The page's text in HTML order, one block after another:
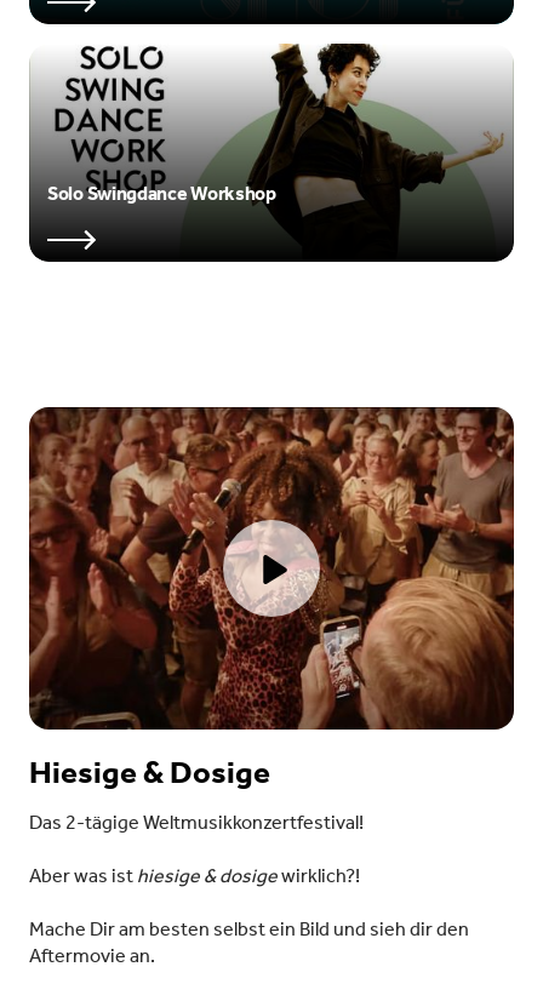
Solo Swingdance Workshop
Hiesige & Dosige
Das 2-tägige Weltmusikkonzertfestival!
Aber was ist hiesige & dosigewirklich?!
Mache Dir am besten selbst ein Bild und sieh dir den
Aftermovie an.